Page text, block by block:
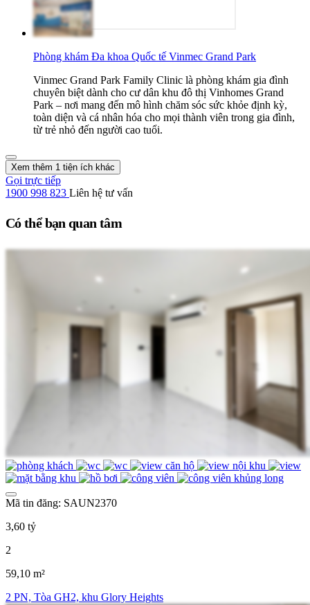
Phòng khám Đa khoa Quốc tế Vinmec Grand Park
Vinmec Grand Park Family Clinic là phòng khám gia đình
chuyên biệt dành cho cư dân khu đô thị Vinhomes Grand
Park – nơi mang đến mô hình chăm sóc sức khỏe định kỳ,
toàn diện và cá nhân hóa cho mọi thành viên trong gia đình,
từ trẻ nhỏ đến người cao tuổi.
Xem thêm 1 tiện ích khác
Gọi trực tiếp
1900 998 823 Liên hệ tư vấn
Có thể bạn quan tâm
Mã tin đăng: SAUN2370
3,60 tỷ
2
59,10 m²
2 PN, Tòa GH2, khu Glory Heights